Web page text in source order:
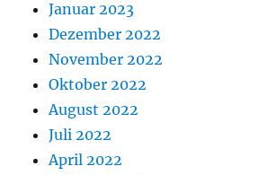
Januar 2023
Dezember 2022
November 2022
Oktober 2022
August 2022
Juli 2022
April 2022